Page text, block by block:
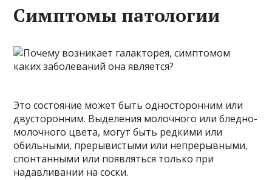
Симптомы патологии
Это состояние может быть односторонним или
двусторонним. Выделения молочного или бледно-
молочного цвета, могут быть редкими или
обильными, прерывистыми или непрерывными,
спонтанными или появляться только при
надавливании на соски.